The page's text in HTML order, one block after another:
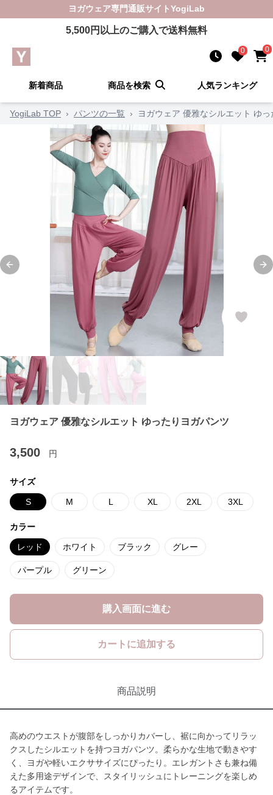
ヨガウェア専門通販サイトYogiLab
5,500円以上のご購入で送料無料
0 0
新着商品 商品を検索 人気ランキング
YogiLab TOP › パンツの一覧 › ヨガウェア 優雅なシルエット ゆ
Previous slide
ヨガウェア 優雅なシルエット ゆったりヨガパンツ
3,500 円
サイズ
S M L XL 2XL 3XL
カラー
レッド ホワイト ブラック グレー
パープル グリーン
購入画面に進む
カートに追加する
商品説明
高めのウエストが腹部をしっかりカバーし、裾に向かってリラッ
クスしたシルエットを持つヨガパンツ。柔らかな生地で動きやす
く、ヨガや軽いエクササイズにぴったり。エレガントさも兼ね備
えた多用途デザインで、スタイリッシュにトレーニングを楽しめ
るアイテムです。